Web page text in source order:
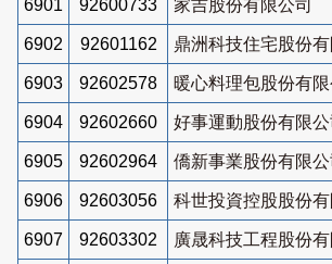
6901 92600733 家吉股份有限公司
6902 92601162 鼎洲科技住宅股份有
6903 92602578 暖心料理包股份有限
6904 92602660 好事運動股份有限公
6905 92602964 僑新事業股份有限公
6906 92603056 科世投資控股股份有
6907 92603302 廣晟科技工程股份有